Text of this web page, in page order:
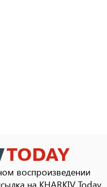
воспроизведении
на KHARKIV Today